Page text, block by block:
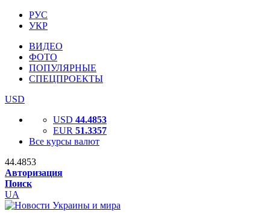
РУС
УКР
ВИДЕО
ФОТО
ПОПУЛЯРНЫЕ
СПЕЦПРОЕКТЫ
USD
USD 44.4853
EUR 51.3357
Все курсы валют
44.4853
Авторизация
Поиск
UA